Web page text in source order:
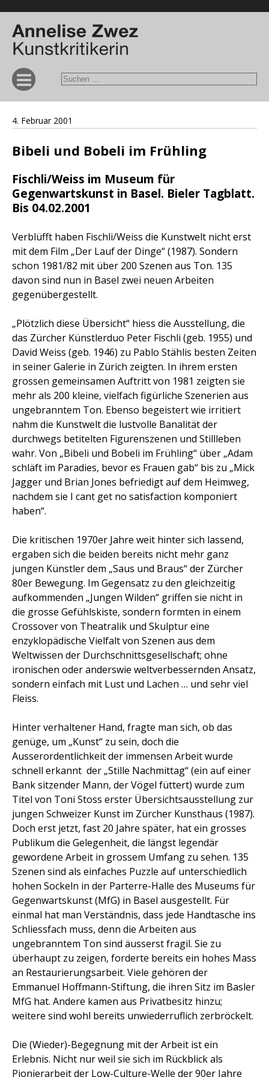
4. Februar 2001
Bibeli und Bobeli im Frühling
Fischli/Weiss im Museum für
Gegenwartskunst in Basel. Bieler Tagblatt.
Bis 04.02.2001
Verblüfft haben Fischli/Weiss die Kunstwelt nicht erst
mit dem Film „Der Lauf der Dinge“ (1987). Sondern
schon 1981/82 mit über 200 Szenen aus Ton. 135
davon sind nun in Basel zwei neuen Arbeiten
gegenübergestellt.
„Plötzlich diese Übersicht“ hiess die Ausstellung, die
das Zürcher Künstlerduo Peter Fischli (geb. 1955) und
David Weiss (geb. 1946) zu Pablo Stählis besten Zeiten
in seiner Galerie in Zürich zeigten. In ihrem ersten
grossen gemeinsamen Auftritt von 1981 zeigten sie
mehr als 200 kleine, vielfach figürliche Szenerien aus
ungebranntem Ton. Ebenso begeistert wie irritiert
nahm die Kunstwelt die lustvolle Banalität der
durchwegs betitelten Figurenszenen und Stillleben
wahr. Von „Bibeli und Bobeli im Frühling“ über „Adam
schläft im Paradies, bevor es Frauen gab“ bis zu „Mick
Jagger und Brian Jones befriedigt auf dem Heimweg,
nachdem sie I cant get no satisfaction komponiert
haben“.
Die kritischen 1970er Jahre weit hinter sich lassend,
ergaben sich die beiden bereits nicht mehr ganz
jungen Künstler dem „Saus und Braus“ der Zürcher
80er Bewegung. Im Gegensatz zu den gleichzeitig
aufkommenden „Jungen Wilden“ griffen sie nicht in
die grosse Gefühlskiste, sondern formten in einem
Crossover von Theatralik und Skulptur eine
enzyklopädische Vielfalt von Szenen aus dem
Weltwissen der Durchschnittsgesellschaft; ohne
ironischen oder anderswie weltverbessernden Ansatz,
sondern einfach mit Lust und Lachen … und sehr viel
Fleiss.
Hinter verhaltener Hand, fragte man sich, ob das
genüge, um „Kunst“ zu sein, doch die
Ausserordentlichkeit der immensen Arbeit wurde
schnell erkannt  der „Stille Nachmittag“ (ein auf einer
Bank sitzender Mann, der Vögel füttert) wurde zum
Titel von Toni Stoss erster Übersichtsausstellung zur
jungen Schweizer Kunst im Zürcher Kunsthaus (1987).
Doch erst jetzt, fast 20 Jahre später, hat ein grosses
Publikum die Gelegenheit, die längst legendär
gewordene Arbeit in grossem Umfang zu sehen. 135
Szenen sind als einfaches Puzzle auf unterschiedlich
hohen Sockeln in der Parterre-Halle des Museums für
Gegenwartskunst (MfG) in Basel ausgestellt. Für
einmal hat man Verständnis, dass jede Handtasche ins
Schliessfach muss, denn die Arbeiten aus
ungebranntem Ton sind äusserst fragil. Sie zu
überhaupt zu zeigen, forderte bereits ein hohes Mass
an Restaurierungsarbeit. Viele gehören der
Emmanuel Hoffmann-Stiftung, die ihren Sitz im Basler
MfG hat. Andere kamen aus Privatbesitz hinzu;
weitere sind wohl bereits unwiederruflich zerbröckelt.
Die (Wieder)-Begegnung mit der Arbeit ist ein
Erlebnis. Nicht nur weil sie sich im Rückblick als
Pionierarbeit der Low-Culture-Welle der 90er Jahre